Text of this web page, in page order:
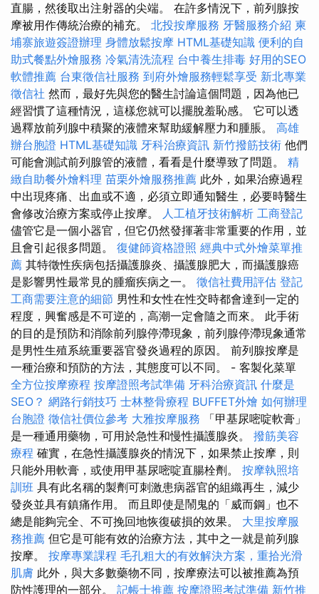
直腸，然後取出注射器的尖端。 在許多情況下，前列腺按
摩被用作傳統治療的補充。 北投按摩服務 牙醫服務介紹 柬
埔寨旅遊簽證辦理 身體放鬆按摩 HTML基礎知識 便利的自
助式餐點外燴服務 冷氣清洗流程 台中養生排毒 好用的SEO
軟體推薦 台東徵信社服務 到府外燴服務輕鬆享受 新北專業
徵信社 然而，最好先與您的醫生討論這個問題，因為他已
經習慣了這種情況，這樣您就可以擺脫羞恥感。 它可以透
過釋放前列腺中積聚的液體來幫助緩解壓力和腫脹。 高雄
辦台胞證 HTML基礎知識 牙科治療資訊 新竹撥筋技術 他們
可能會測試前列腺管的液體，看看是什麼導致了問題。 精
緻自助餐外燴料理 苗栗外燴服務推薦 此外，如果治療過程
中出現疼痛、出血或不適，必須立即通知醫生，必要時醫生
會修改治療方案或停止按摩。 人工植牙技術解析 工商登記
儘管它是一個小器官，但它仍然發揮著非常重要的作用，並
且會引起很多問題。 復健師資格證照 經典中式外燴菜單推
薦 其特徵性疾病包括攝護腺炎、攝護腺肥大，而攝護腺癌
是影響男性最常見的腫瘤疾病之一。 徵信社費用評估 登記
工商需要注意的細節 男性和女性在性交時都會達到一定的
程度，興奮感是不可逆的，高潮一定會隨之而來。 此手術
的目的是預防和消除前列腺停滯現象，前列腺停滯現象通常
是男性生殖系統重要器官發炎過程的原因。 前列腺按摩是
一種治療和預防的方法，其態度可以不同。 - 客製化菜單
全方位按摩療程 按摩證照考試準備 牙科治療資訊 什麼是
SEO？ 網路行銷技巧 士林整骨療程 BUFFET外燴 如何辦理
台胞證 徵信社價位參考 大雅按摩服務
「甲基尿嘧啶軟膏」
是一種通用藥物，可用於急性和慢性攝護腺炎。 撥筋美容
療程 確實，在急性攝護腺炎的情況下，如果禁止按摩，則
只能外用軟膏，或使用甲基尿嘧啶直腸栓劑。 按摩執照培
訓班 具有此名稱的製劑可刺激患病器官的組織再生，減少
發炎並具有鎮痛作用。 而且即使是鬧鬼的「威而鋼」也不
總是能夠完全、不可挽回地恢復破損的效果。 大里按摩服
務推薦 但它是可能有效的治療方法，其中之一就是前列腺
按摩。 按摩專業課程 毛孔粗大的有效解決方案，重拾光滑
肌膚 此外，與大多數藥物不同，按摩療法可以被推薦為預
防性護理的一部分。 記帳士推薦 按摩證照考試準備 新竹推